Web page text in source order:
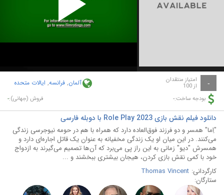
Play
Video
- امتیاز منتقدان
از 100 آلمان, فرانسه, ایالات متحده
بودجه ساخت:- فروش (جهانی):-
دانلود فیلم نقش بازی Role Play 2023 با دوبله فارسی
"اِما" همسر و دو فرزند فوق‌العاده دارد که همراه با هم در حومه نیوجرسی زندگی
می‌کنند. در این میان او یک زندگی مخفیانه‌ به عنوان یک قاتل اجاره‌ای دارد و
همسرش "دیو" زمانی به این راز پی می‌برد که آن‌ها تصمیم می‌گیرند به ازدواج
خود با کمی نقش بازی کردن، هیجان بیشتری ببخشند و ...
کارگردانی: Thomas Vincent
ستارگان: